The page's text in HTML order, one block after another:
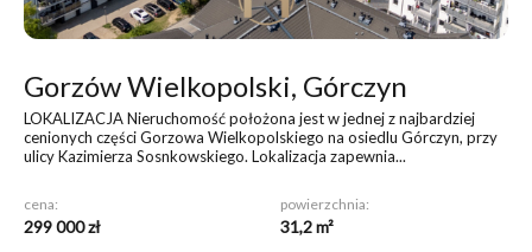
Gorzów Wielkopolski, Górczyn
LOKALIZACJA Nieruchomość położona jest w jednej z najbardziej
cenionych części Gorzowa Wielkopolskiego na osiedlu Górczyn, przy
ulicy Kazimierza Sosnkowskiego. Lokalizacja zapewnia...
cena:
299 000 zł
powierzchnia:
31,2 m²